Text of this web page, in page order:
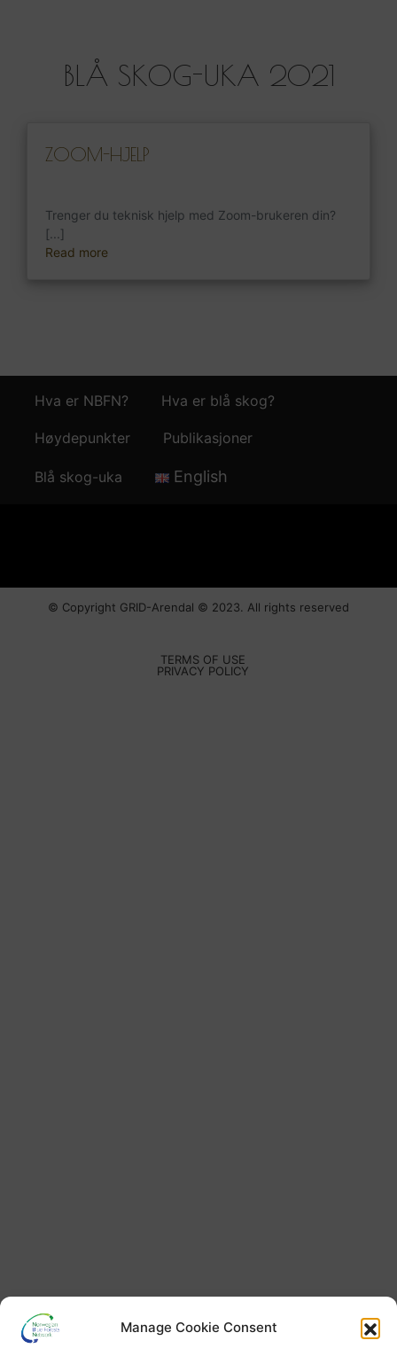
Manage Cookie Consent
BLÅ SKOG-UKA 2021
ZOOM-HJELP
Trenger du teknisk hjelp med Zoom-brukeren din?
[...]
Read more
Hva er NBFN? Hva er blå skog?
Høydepunkter Publikasjoner
Blå skog-uka English
© Copyright GRID-Arendal © 2023. All rights reserved
TERMS OF USE
PRIVACY POLICY